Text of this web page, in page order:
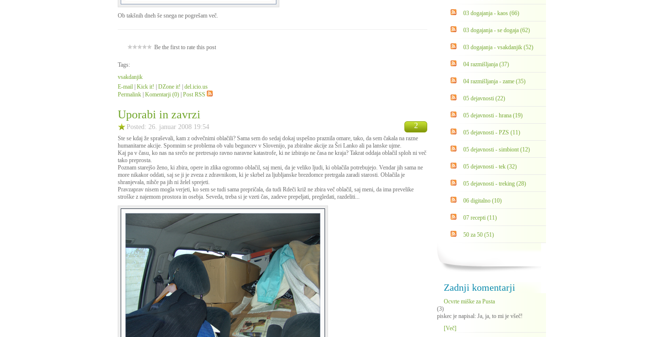
Ob takšnih dneh še snega ne pogrešam več.
Be the first to rate this post
Tags:
vsakdanjik
E-mail Kick it! DZone it!
del.icio.us
Permalink Komentarji (0) Post RSS
Uporabi in zavrzi
Posted: 26. januar 2008 19:54 2
Ste se kdaj že spraševali, kam z odvečnimi oblačili? Sama sem do sedaj dokaj uspešno praznila omare, tako, da sem čakala na razne
humanitarne akcije. Spomnim se problema ob valu beguncev v Slovenijo, pa zbiralne akcije za Šri Lanko ali pa lanske ujme.
Kaj pa v času, ko nas na srečo ne pretresajo ravno naravne katastrofe, ki ne izbirajo ne časa ne kraja? Takrat oddaja oblačil sploh ni več
tako preprosta.
Poznam starejšo ženo, ki zbira, opere in zlika ogromno oblačil, saj meni, da je veliko ljudi, ki oblačila potrebujejo. Vendar jih sama ne
more nikakor oddati, saj se ji je zveza z zdravnikom, ki je skrbel za ljubljanske brezdomce pretrgala zaradi starosti. Oblačila je
shranjevala, nihče pa jih ni želel sprejeti.
Pravzaprav nisem mogla verjeti, ko sem se tudi sama prepričala, da tudi Rdeči križ ne zbira več oblačil, saj meni, da ima prevelike
stroške z najemom prostora in osebja. Seveda, treba si je vzeti čas, zadeve prepeljati, pregledati, razdeliti...
03 dogajanja - kaos (66)
03 dogajanja - se dogaja (62)
03 dogajanja - vsakdanjik (52)
04 razmišljanja (37)
04 razmišljanja - zame (35)
05 dejavnosti (22)
05 dejavnosti - hrana (19)
05 dejavnosti - PZS (11)
05 dejavnosti - simbiont (12)
05 dejavnosti - tek (32)
05 dejavnosti - treking (28)
06 digitalno (10)
07 recepti (11)
50 za 50 (51)
Zadnji komentarji
Ocvrte miške za Pusta
(3)
piskec je napisal: Ja, ja, to mi je všeč!
[Več]